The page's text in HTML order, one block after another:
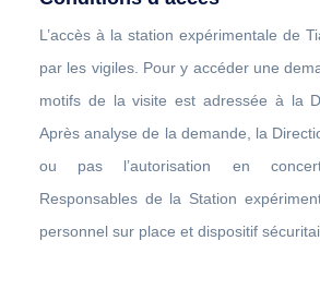
L’accès à la station expérimentale de
par les vigiles. Pour y accéder une
motifs de la visite est adressée à la
Après analyse de la demande, la
ou pas l’autorisation en
Responsables de la Station
personnel sur place et dispositif